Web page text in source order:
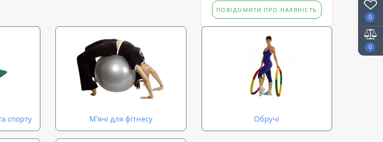
0
0
ПОВІДОМИТИ ПРО НАЯВНІСТЬ
спорту М'ячі для фітнесу Обручі